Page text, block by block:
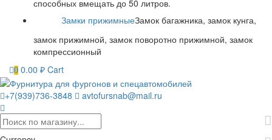
способных вмещать до 50 литров.
Замки прижимныеЗамок багажника, замок кунга,
замок прижимной, замок поворотно прижимной, замок
компрессионный
0 0.00 ₽ Cart
+7(939)736-3848 avtofursnab@mail.ru